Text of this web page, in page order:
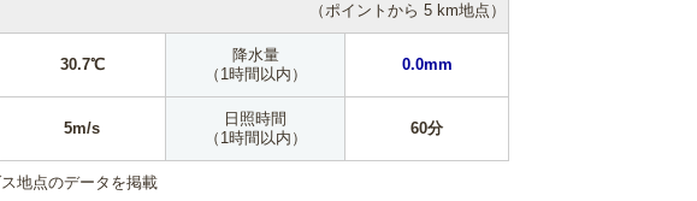
（ポイントから 5 km地点）
30.7℃
降水量
（1時間以内）
0.0mm
5m/s
日照時間
（1時間以内）
60分
地点のデータを掲載